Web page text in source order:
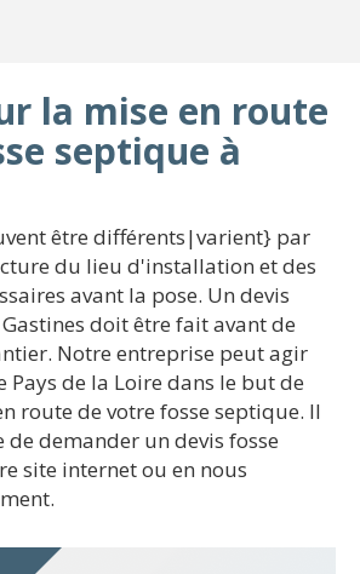
la mise en route
septique à
être différents|varient} par
du lieu d'installation et des
avant la pose. Un devis
doit être fait avant de
Notre entreprise peut agir
Pays de la Loire dans le but de
route de votre fosse septique. Il
de demander un devis fosse
site internet ou en nous